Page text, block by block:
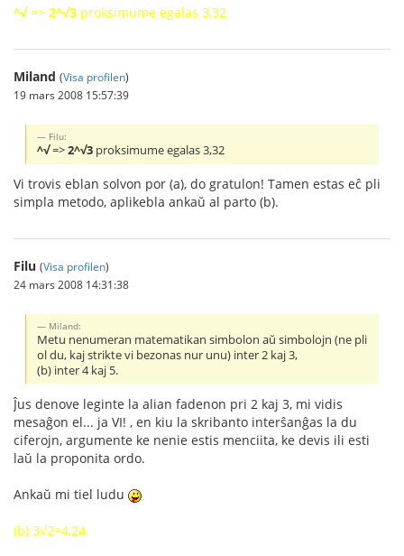
^√=> 2^√3 proksimume egalas 3,32
Miland (Visa profilen)
19 mars 2008 15:57:39
Filu:
^√=>2^√3 proksimume egalas 3,32
Vi trovis eblan solvon por (a), do gratulon! Tamen estas eĉ pli
simpla metodo, aplikebla ankaŭ al parto (b).
Filu (Visa profilen)
24 mars 2008 14:31:38
Miland:
Metu nenumeran matematikan simbolon aŭ simbolojn (ne pli
ol du, kaj strikte vi bezonas nur unu) inter 2 kaj 3,
(b) inter 4 kaj 5.
Ĵus denove leginte la alian fadenon pri 2 kaj 3, mi vidis
mesaĝon el... ja VI! , en kiu la skribanto interŝanĝas la du
ciferojn, argumente ke nenie estis menciita, ke devis ili esti
laŭ la proponita ordo.
Ankaŭ mi tiel ludu
(b) 3√2≈4,24